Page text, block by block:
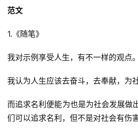
范文
1.《随笔》
我对示例享受人生，有不一样的观点。
我认为人生应该去奋斗，去奉献，为
而追求名利便能为也是为社会发展做
们可以追求名利，但不是对社会有伤